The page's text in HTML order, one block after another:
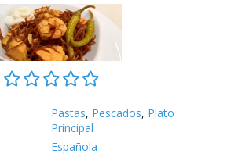
Pastas, Pescados, Plato
Principal
Española